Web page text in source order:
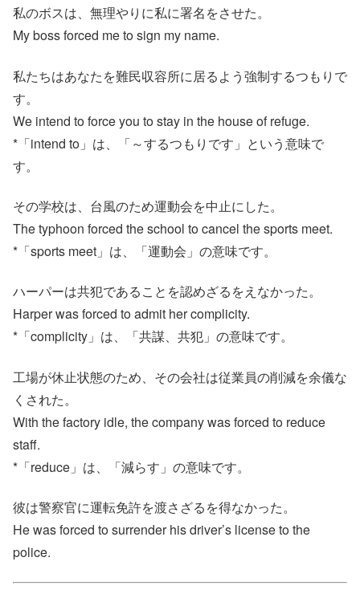
私のボスは、無理やりに私に署名をさせた。
My boss forced me to sign my name.
私たちはあなたを難民収容所に居るよう強制するつもりで
す。
We intend to force you to stay in the house of refuge.
*「intend to」は、「～するつもりです」という意味で
す。
その学校は、台風のため運動会を中止にした。
The typhoon forced the school to cancel the sports meet.
*「sports meet」は、「運動会」の意味です。
ハーパーは共犯であることを認めざるをえなかった。
Harper was forced to admit her complicity.
*「complicity」は、「共謀、共犯」の意味です。
工場が休止状態のため、その会社は従業員の削減を余儀な
くされた。
With the factory idle, the company was forced to reduce
staff.
*「reduce」は、「減らす」の意味です。
彼は警察官に運転免許を渡さざるを得なかった。
He was forced to surrender his driver’s license to the
police.